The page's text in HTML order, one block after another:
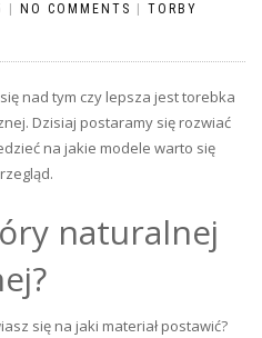
NO COMMENTS
TORBY
nad tym czy lepsza jest torebka
Dzisiaj postaramy się rozwiać
na jakie modele warto się
naturalnej
się na jaki materiał postawić?